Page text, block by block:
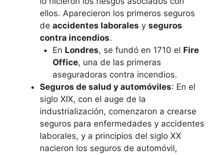
ellos. Aparecieron los primeros seguros
de accidentes laborales y seguros
contra incendios.
En Londres, se fundó en 1710 el Fire
Office, una de las primeras
aseguradoras contra incendios.
Seguros de salud y automóviles: En el
siglo XIX, con el auge de la
industrialización, comenzaron a crearse
seguros para enfermedades y accidentes
laborales, y a principios del siglo XX
nacieron los seguros de automóvil,